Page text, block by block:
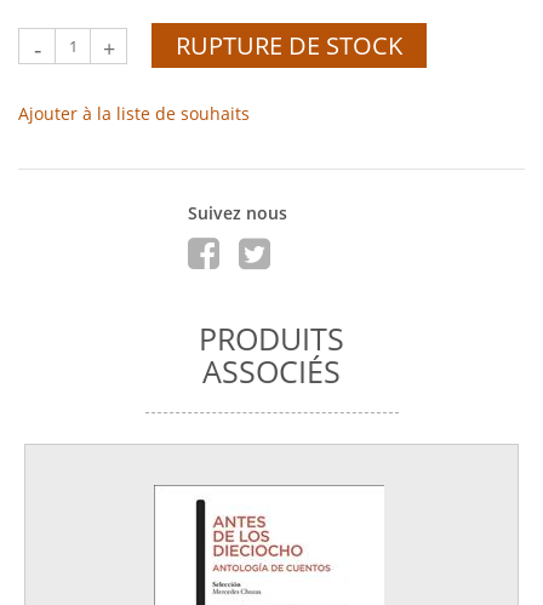
- + RUPTURE DE STOCK
Ajouter à la liste de souhaits
Suivez nous
PRODUITS
ASSOCIÉS